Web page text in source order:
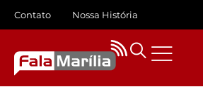
Contato Nossa História